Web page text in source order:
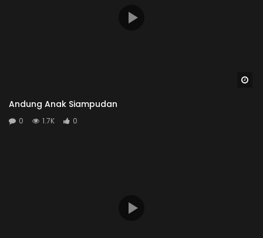
Andung Anak Siampudan
0 1.7K 0